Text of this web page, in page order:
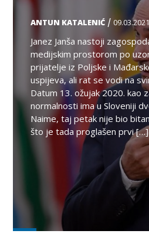
ANTUN KATALENIĆ /
Janez Janša nastoji
medijskim prostorom po
prijatelje iz Poljske i
uspijeva, ali rat se vodi na
Datum 13. ožujak 2020. kao
normalnosti ima u Sloveniji
Naime, taj petak nije bio
što je tada proglašen prvi […]